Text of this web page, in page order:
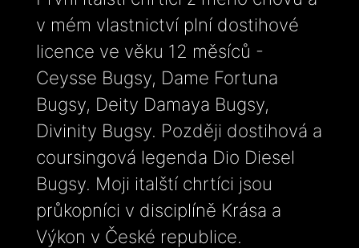
v mém vlastnictví plní dostihové
licence ve věku 12 měsíců -
Ceysse Bugsy, Dame Fortuna
Bugsy, Deity Damaya Bugsy,
Divinity Bugsy. Později dostihová a
coursingová legenda Dio Diesel
Bugsy. Moji italští chrtíci jsou
průkopníci v disciplíně Krása a
Výkon v České republice.